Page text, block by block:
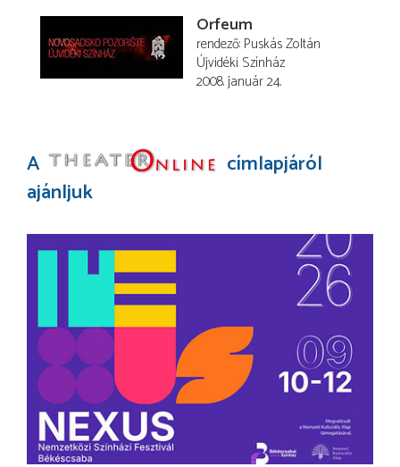
Orfeum
rendező Puskás Zoltán
Újvidéki Színház
2008. január 24.
A
címlapjáról
ajánljuk